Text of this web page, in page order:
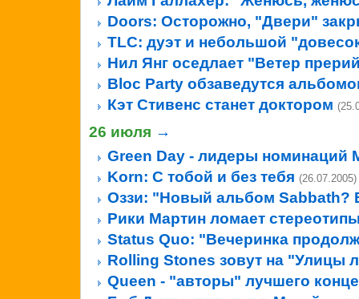
Doors: Осторожно, "Двери"
TLC: дуэт и небольшой
Нил Янг оседлает "Ветер
Bloc Party обзаведутся
Кэт Стивенс станет доктором
26 июля →
Green Day - лидеры номинаций
Korn: С тобой и без тебя (26.07.2005)
Оззи: "Новый альбом Sabbath?
Рики Мартин ломает
Status Quo: "Вечеринка
Rolling Stones зовут на "Улицы
Queen - "авторы" лучшего